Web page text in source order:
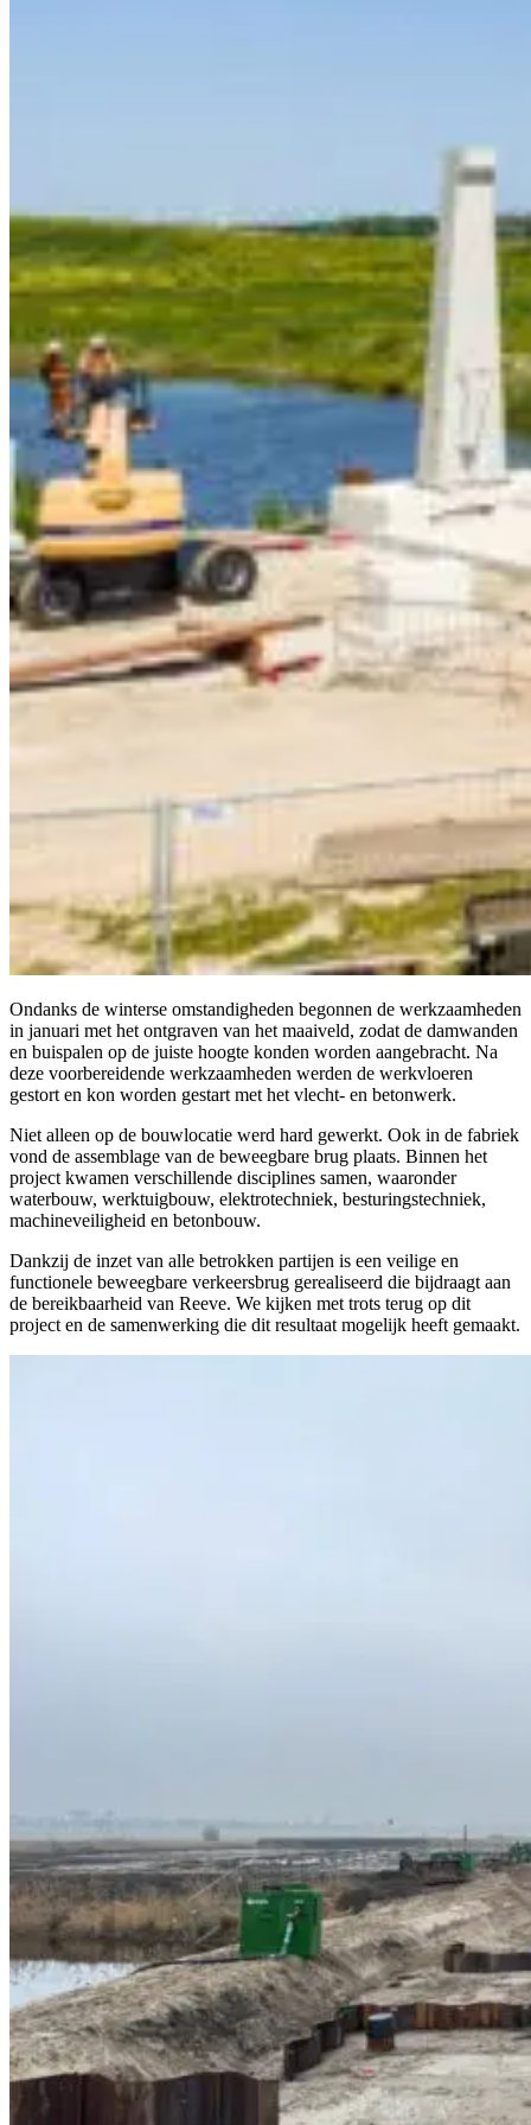
Ondanks de winterse omstandigheden begonnen de werkzaamheden
in januari met het ontgraven van het maaiveld, zodat de damwanden
en buispalen op de juiste hoogte konden worden aangebracht. Na
deze voorbereidende werkzaamheden werden de werkvloeren
gestort en kon worden gestart met het vlecht- en betonwerk.
Niet alleen op de bouwlocatie werd hard gewerkt. Ook in de fabriek
vond de assemblage van de beweegbare brug plaats. Binnen het
project kwamen verschillende disciplines samen, waaronder
waterbouw, werktuigbouw, elektrotechniek, besturingstechniek,
machineveiligheid en betonbouw.
Dankzij de inzet van alle betrokken partijen is een veilige en
functionele beweegbare verkeersbrug gerealiseerd die bijdraagt aan
de bereikbaarheid van Reeve. We kijken met trots terug op dit
project en de samenwerking die dit resultaat mogelijk heeft gemaakt.